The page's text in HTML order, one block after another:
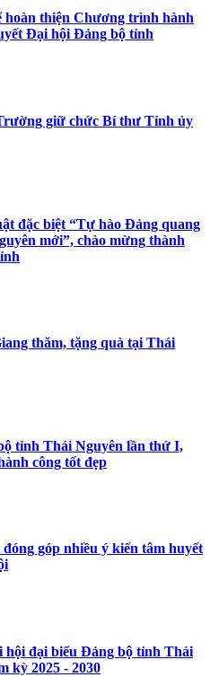
hoàn thiện Chương trình hành
Đại hội Đảng bộ tỉnh
giữ chức Bí thư Tỉnh ủy
đặc biệt “Tự hào Đảng quang
mới”, chào mừng thành
thăm, tặng quà tại Thái
tỉnh Thái Nguyên lần thứ I,
công tốt đẹp
góp nhiều ý kiến tâm huyết
hội đại biểu Đảng bộ tỉnh Thái
kỳ 2025 - 2030